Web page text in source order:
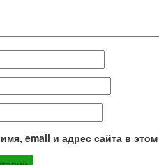
email и адрес сайта в